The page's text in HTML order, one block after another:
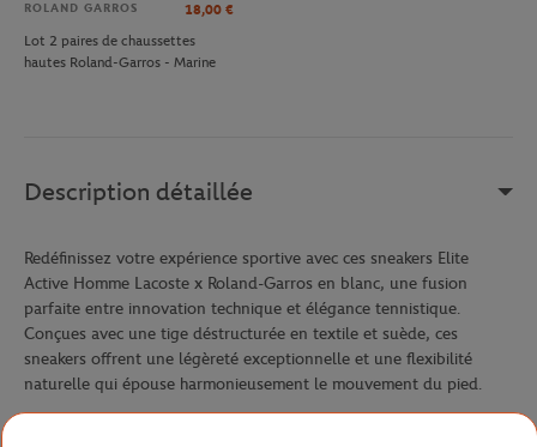
ROLAND GARROS 18,00 €
Lot 2 paires de chaussettes
hautes Roland-Garros - Marine
Description détaillée
Redéfinissez votre expérience sportive avec ces sneakers Elite
Active Homme Lacoste x Roland-Garros en blanc, une fusion
parfaite entre innovation technique et élégance tennistique.
Conçues avec une tige déstructurée en textile et suède, ces
sneakers offrent une légèreté exceptionnelle et une flexibilité
naturelle qui épouse harmonieusement le mouvement du pied.